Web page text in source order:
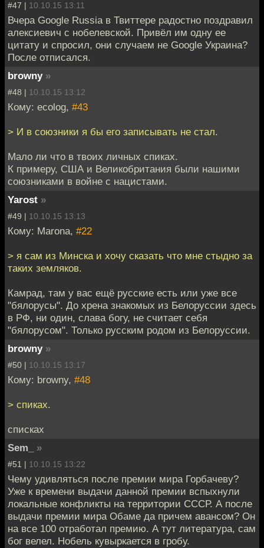
#47 | 10.10.15 13:11
Вчера Google Russia в Твиттере радостно поздравил
алексиевич с нобелевской. Привёл им одну ее
цитату и спросил, они случаем не Google Украина?
После отписался.
browny »
#48 | 10.10.15 13:12
Кому: ecolog, #43
> И в союзники я бы его записывать не стал.
Мало ли что в твоих личных спиках.
К примеру, США и Великобритания были нашими
союзниками в войне с нацистами.
Yarost »
#49 | 10.10.15 13:13
Кому: Marona, #22
> я сам из Минска и хочу сказать что мне стыдно за
таких земляков.
Камрад, там у вас ещё русские есть или уже все
"бялорусы". До хрена знакомых из Белоруссии здесь
в РФ, ни один, слава богу, не считает себя
"бялорусом". Только русским родом из Белоруссии.
browny »
#50 | 10.10.15 13:17
Кому: browny, #48
> спиках.
списках
Sem_
»
#51 | 10.10.15 13:22
Чему удивляться после премии мира Горбачеву?
Уже к времени выдачи данной премии вспыхнули
локальные конфликты на территории СССР. А после
выдачи премии мира Обаме да причем авансом? Он
на все 100 отработал премию. А тут литература, сам
бог велел. Нобель кувыркается в гробу.